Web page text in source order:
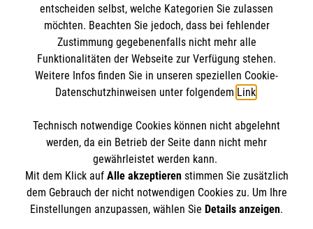
Leitungsteam
Slowenien: Maltežan ni nikoli sam
Kontakt Themenübersicht
Mediadaten
Datenschutz Impressum
entscheiden selbst, welche Kategorien Sie zulassen
möchten. Beachten Sie jedoch, dass bei fehlender
Zustimmung gegebenenfalls nicht mehr alle
Funktionalitäten der Webseite zur Verfügung stehen.
Weitere Infos finden Sie in unseren speziellen Cookie-
Datenschutzhinweisen unter folgendem Link.
Technisch notwendige Cookies können nicht abgelehnt
werden, da ein Betrieb der Seite dann nicht mehr
gewährleistet werden kann.
Mit dem Klick auf Alle akzeptierenstimmen Sie zusätzlich
dem Gebrauch der nicht notwendigen Cookies zu. Um Ihre
Einstellungen anzupassen, wählen Sie Details anzeigen.